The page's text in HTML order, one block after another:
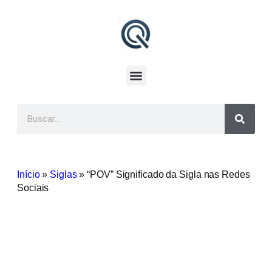
Início» Siglas»“POV” Significado da Sigla nas Redes
Sociais